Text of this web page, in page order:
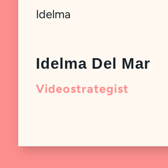
Idelma
Idelma Del Mar
Videostrategist